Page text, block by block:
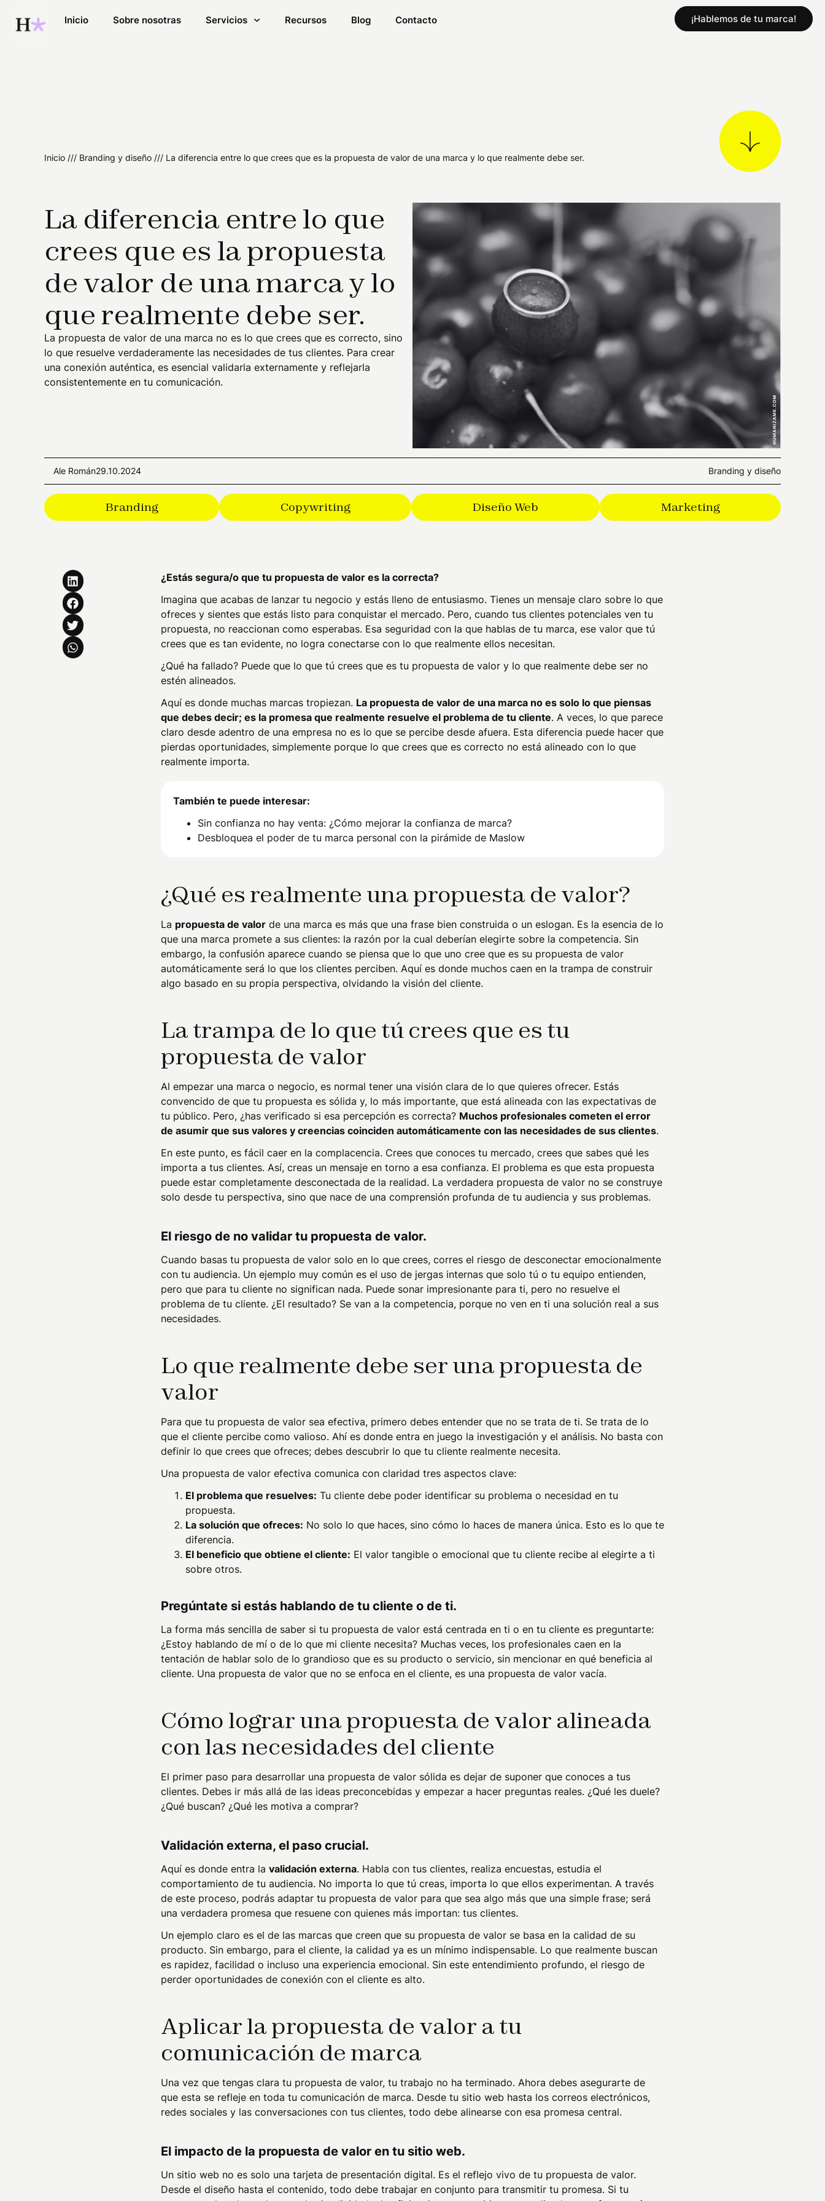
Inicio Sobre nosotras Servicios Recursos Blog Contacto ¡Hablemos de tu marca!
Inicio /// Branding y diseño /// La diferencia entre lo que crees que es la propuesta de valor de una marca y lo que realmente debe ser.
La diferencia entre lo que
crees que es la propuesta
de valor de una marca y lo
que realmente debe ser.
La propuesta de valor de una marca no es lo que crees que es correcto, sino
lo que resuelve verdaderamente las necesidades de tus clientes. Para crear
una conexión auténtica, es esencial validarla externamente y reflejarla
consistentemente en tu comunicación.
Ale Román29.10.2024 Branding y diseño
Branding Copywriting Diseño Web Marketing
¿Estás segura/o que tu propuesta de valor es la correcta?
Imagina que acabas de lanzar tu negocio y estás lleno de entusiasmo. Tienes un mensaje claro sobre lo que
ofreces y sientes que estás listo para conquistar el mercado. Pero, cuando tus clientes potenciales ven tu
propuesta, no reaccionan como esperabas. Esa seguridad con la que hablas de tu marca, ese valor que tú
crees que es tan evidente, no logra conectarse con lo que realmente ellos necesitan.
¿Qué ha fallado? Puede que lo que tú crees que es tu propuesta de valor y lo que realmente debe ser no
estén alineados.
Aquí es donde muchas marcas tropiezan. La propuesta de valor de una marca no es solo lo que piensas
que debes decir; es la promesa que realmente resuelve el problema de tu cliente. A veces, lo que parece
claro desde adentro de una empresa no es lo que se percibe desde afuera. Esta diferencia puede hacer que
pierdas oportunidades, simplemente porque lo que crees que es correcto no está alineado con lo que
realmente importa.
También te puede interesar:
Sin confianza no hay venta: ¿Cómo mejorar la confianza de marca?
Desbloquea el poder de tu marca personal con la pirámide de Maslow
¿Qué es realmente una propuesta de valor?
La propuesta de valor de una marca es más que una frase bien construida o un eslogan. Es la esencia de lo
que una marca promete a sus clientes: la razón por la cual deberían elegirte sobre la competencia. Sin
embargo, la confusión aparece cuando se piensa que lo que uno cree que es su propuesta de valor
automáticamente será lo que los clientes perciben. Aquí es donde muchos caen en la trampa de construir
algo basado en su propia perspectiva, olvidando la visión del cliente.
La trampa de lo que tú crees que es tu
propuesta de valor
Al empezar una marca o negocio, es normal tener una visión clara de lo que quieres ofrecer. Estás
convencido de que tu propuesta es sólida y, lo más importante, que está alineada con las expectativas de
tu público. Pero, ¿has verificado si esa percepción es correcta? Muchos profesionales cometen el error
de asumir que sus valores y creencias coinciden automáticamente con las necesidades de sus clientes.
En este punto, es fácil caer en la complacencia. Crees que conoces tu mercado, crees que sabes qué les
importa a tus clientes. Así, creas un mensaje en torno a esa confianza. El problema es que esta propuesta
puede estar completamente desconectada de la realidad. La verdadera propuesta de valor no se construye
solo desde tu perspectiva, sino que nace de una comprensión profunda de tu audiencia y sus problemas.
El riesgo de no validar tu propuesta de valor.
Cuando basas tu propuesta de valor solo en lo que crees, corres el riesgo de desconectar emocionalmente
con tu audiencia. Un ejemplo muy común es el uso de jergas internas que solo tú o tu equipo entienden,
pero que para tu cliente no significan nada. Puede sonar impresionante para ti, pero no resuelve el
problema de tu cliente. ¿El resultado? Se van a la competencia, porque no ven en ti una solución real a sus
necesidades.
Lo que realmente debe ser una propuesta de
valor
Para que tu propuesta de valor sea efectiva, primero debes entender que no se trata de ti. Se trata de lo
que el cliente percibe como valioso. Ahí es donde entra en juego la investigación y el análisis. No basta con
definir lo que crees que ofreces; debes descubrir lo que tu cliente realmente necesita.
Una propuesta de valor efectiva comunica con claridad tres aspectos clave:
El problema que resuelves: Tu cliente debe poder identificar su problema o necesidad en tu
propuesta.
La solución que ofreces: No solo lo que haces, sino cómo lo haces de manera única. Esto es lo que te
diferencia.
El beneficio que obtiene el cliente: El valor tangible o emocional que tu cliente recibe al elegirte a ti
sobre otros.
Pregúntate si estás hablando de tu cliente o de ti.
La forma más sencilla de saber si tu propuesta de valor está centrada en ti o en tu cliente es preguntarte:
¿Estoy hablando de mí o de lo que mi cliente necesita? Muchas veces, los profesionales caen en la
tentación de hablar solo de lo grandioso que es su producto o servicio, sin mencionar en qué beneficia al
cliente. Una propuesta de valor que no se enfoca en el cliente, es una propuesta de valor vacía.
Cómo lograr una propuesta de valor alineada
con las necesidades del cliente
El primer paso para desarrollar una propuesta de valor sólida es dejar de suponer que conoces a tus
clientes. Debes ir más allá de las ideas preconcebidas y empezar a hacer preguntas reales. ¿Qué les duele?
¿Qué buscan? ¿Qué les motiva a comprar?
Validación externa, el paso crucial.
Aquí es donde entra la validación externa. Habla con tus clientes, realiza encuestas, estudia el
comportamiento de tu audiencia. No importa lo que tú creas, importa lo que ellos experimentan. A través
de este proceso, podrás adaptar tu propuesta de valor para que sea algo más que una simple frase; será
una verdadera promesa que resuene con quienes más importan: tus clientes.
Un ejemplo claro es el de las marcas que creen que su propuesta de valor se basa en la calidad de su
producto. Sin embargo, para el cliente, la calidad ya es un mínimo indispensable. Lo que realmente buscan
es rapidez, facilidad o incluso una experiencia emocional. Sin este entendimiento profundo, el riesgo de
perder oportunidades de conexión con el cliente es alto.
Aplicar la propuesta de valor a tu
comunicación de marca
Una vez que tengas clara tu propuesta de valor, tu trabajo no ha terminado. Ahora debes asegurarte de
que esta se refleje en toda tu comunicación de marca. Desde tu sitio web hasta los correos electrónicos,
redes sociales y las conversaciones con tus clientes, todo debe alinearse con esa promesa central.
El impacto de la propuesta de valor en tu sitio web.
Un sitio web no es solo una tarjeta de presentación digital. Es el reflejo vivo de tu propuesta de valor.
Desde el diseño hasta el contenido, todo debe trabajar en conjunto para transmitir tu promesa. Si tu